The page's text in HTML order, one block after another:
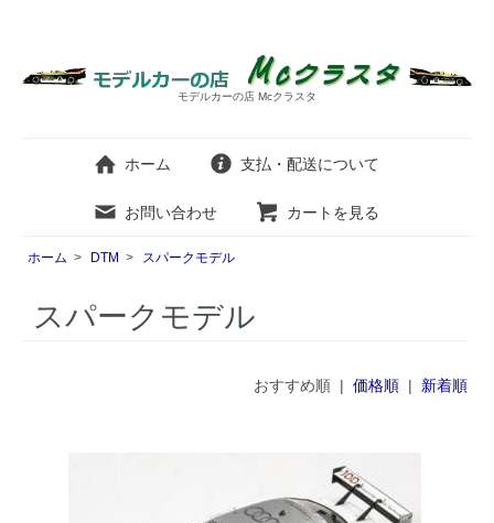
モデルカーの店 Mcクラスタ
ホーム 支払・配送について
お問い合わせ カートを見る
ホーム > DTM > スパークモデル
スパークモデル
おすすめ順 | 価格順| 新着順